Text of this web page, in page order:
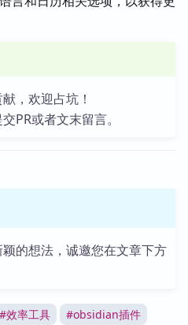
，欢迎占坑！
PR或者文末留言。
的想法，诚邀您在文章下方
#效率工具 #obsidian插件